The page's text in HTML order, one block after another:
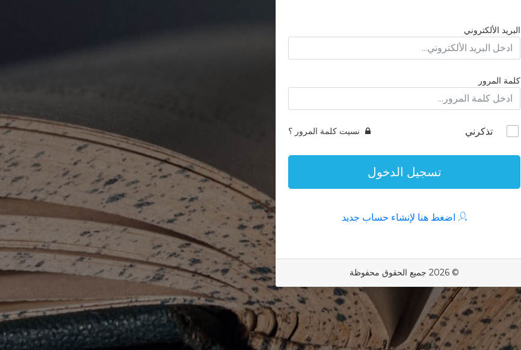
البريد الألكتروني
كلمة المرور
تذكرني نسيت كلمة المرور ؟
تسجيل الدخول
اضغط هنا لإنشاء حساب جديد
© 2026 جميع الحقوق محفوظة